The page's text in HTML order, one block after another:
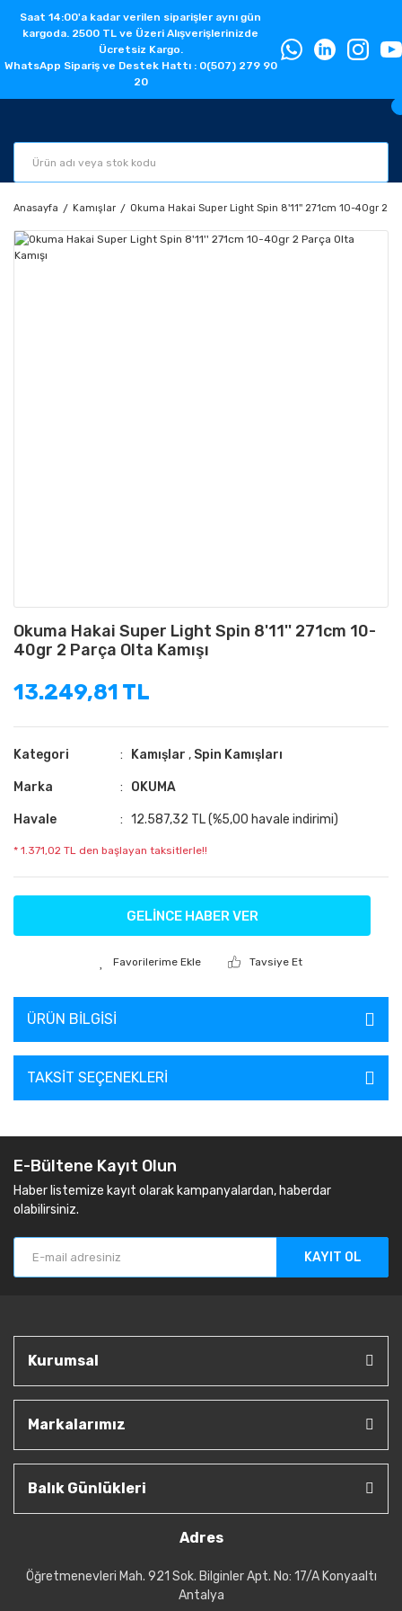
Saat 14:00'a kadar verilen siparişler aynı gün
kargoda. 2500 TL ve Üzeri Alışverişlerinizde
Ücretsiz Kargo.
WhatsApp Sipariş ve Destek Hattı : 0(507) 279 90
20
Anasayfa Kamışlar Okuma Hakai Super Light Spin 8'11'' 271cm 10-40gr 2
Okuma Hakai Super Light Spin 8'11'' 271cm 10-
40gr 2 Parça Olta Kamışı
13.249,81 TL
Kategori Kamışlar , Spin Kamışları
Marka OKUMA
Havale 12.587,32 TL (%5,00 havale indirimi)
* 1.371,02 TL den başlayan taksitlerle!!
GELİNCE HABER VER
Tavsiye Et
ÜRÜN BILGISI
TAKSIT SEÇENEKLERI
E-Bültene Kayıt Olun
Haber listemize kayıt olarak kampanyalardan, haberdar
olabilirsiniz.
KAYIT OL
Kurumsal
Markalarımız
Balık Günlükleri
Adres
Öğretmenevleri Mah. 921 Sok. Bilginler Apt. No: 17/A Konyaaltı
Antalya